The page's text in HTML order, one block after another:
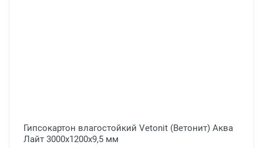
Гипсокартон влагостойкий Vetonit (Ветонит) Аква
Лайт 3000х1200х9,5 мм